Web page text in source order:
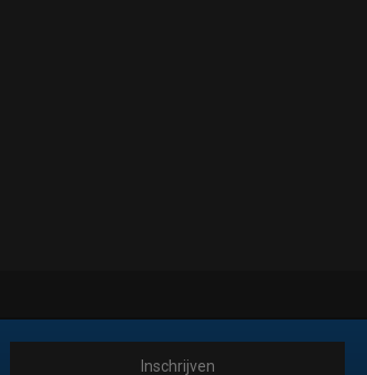
Inschrijven